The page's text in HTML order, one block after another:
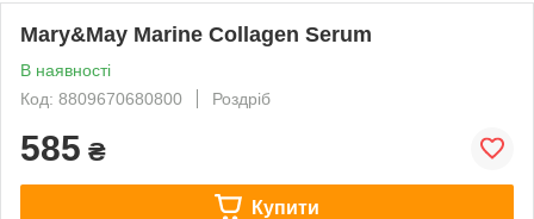
Mary&May Marine Collagen Serum
В наявності
Код: 8809670680800
Роздріб
585 ₴
Купити